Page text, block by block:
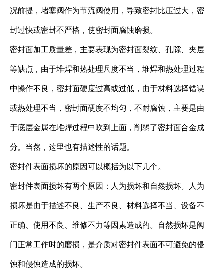
况前提，堵塞阀作为节流阀使用，导致密封比压过大，密
封过快或密封不严格，使密封面腐蚀磨损。
密封面加工质量差，主要表现为密封面裂纹、孔隙、夹层
等缺点，由于堆焊和热处理尺度不当，堆焊和热处理过程
中操作不良，密封面硬度过高或过低，由于材料选择错误
或热处理不当，密封面硬度不均匀，不耐腐蚀，主要是由
于底层金属在堆焊过程中吹到上面，削弱了密封面合金成
分。当然，这里也有描述性的话题。
密封件表面损坏的原因可以概括为以下几个。
密封件表面损坏有两个原因：人为损坏和自然损坏。人为
损坏是由于描述不良、生产不良、材料选择不当、设备不
正确、使用不良、维修不力等因素造成的。自然损坏是阀
门正常工作时的磨损，是介质对密封件表面不可避免的侵
蚀和侵蚀造成的损坏。